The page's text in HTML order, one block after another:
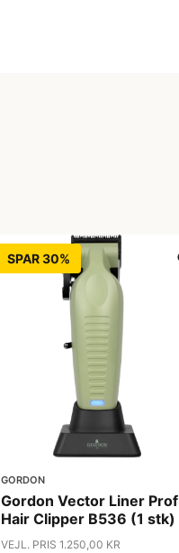
SPAR 30%
GORDON
Gordon Vector Liner Prof
Hair Clipper B536 (1 stk)
VEJL. PRIS 1.250,00 KR